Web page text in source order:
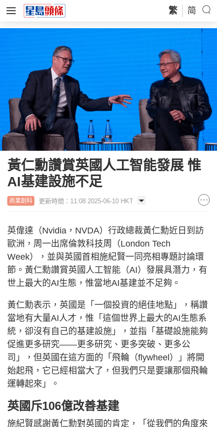
繁 简
黃仁勳讚賞英國人工智能發展 惟
AI基建設施不足
商業創科 更新時間：11:08 2025-06-10 HKT
英偉達（Nvidia，NVDA）行政總裁黃仁勳近日到訪
歐洲，周一出席倫敦科技周（London Tech
Week），並與英國首相施紀賢一同亮相專題討論環
節。黃仁勳讚賞英國人工智能（AI）發展具潛力，有
世上最大的AI生態，惟當地AI基建並不足夠。
黃仁勳表示，英國是「一個投資的絕佳地點」，稱讚
當地有大量AI人才，惟「這個世界上最大的AI生態系
統，卻沒有自己的基建設施」，並指「基礎設施能夠
促進更多研究——更多研究、更多突破、更多公
司」，但英國在這方面的「飛輪（flywheel）」將開
始起飛，它已經相當大了，但我們只是要讓那個飛輪
運轉起來」。
英國斥106億改善基建
施紀賢感謝黃仁勳對英國的肯定，「從我們的角度來